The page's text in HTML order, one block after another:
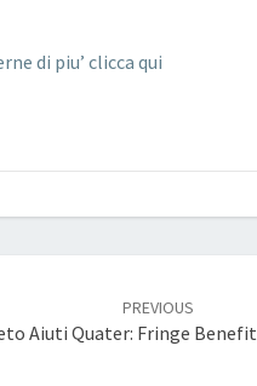
IL
di piu’ clicca qui
PREVIOUS
Aiuti Quater: Fringe Benefit